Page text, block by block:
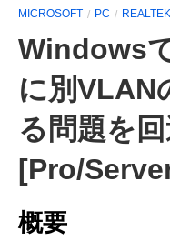
MICROSOFT PC REALTEK
Windows
に別VLAN
る問題を回
[Pro/
概要